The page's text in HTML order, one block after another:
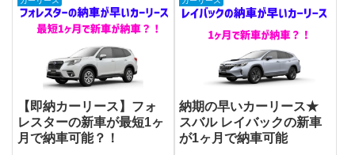
【即納カーリース】フォ
レスターの新車が最短1ヶ
月で納車可能？！
納期の早いカーリース★
スバル レイバックの新車
が1ヶ月で納車可能